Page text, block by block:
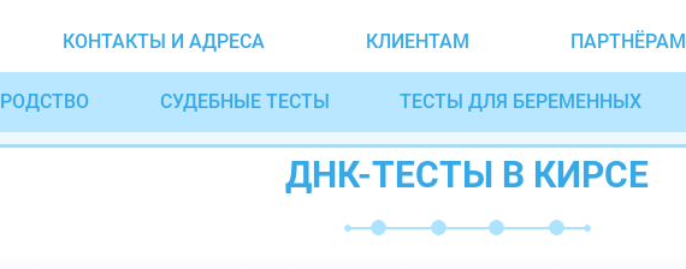
КОНТАКТЫ И АДРЕСА КЛИЕНТАМ ПАРТНЁРАМ
РОДСТВО СУДЕБНЫЕ ТЕСТЫ ТЕСТЫ ДЛЯ БЕРЕМЕННЫХ
ДНК-ТЕСТЫ В КИРСЕ